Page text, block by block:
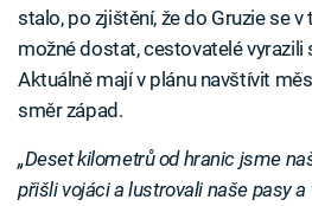
stalo, po zjištění, že do Gruzie se
možné dostat, cestovatelé vyrazili
Aktuálně mají v plánu navštívit
směr západ.
„Deset kilometrů od hranic jsme
přišli vojáci a lustrovali naše pasy a